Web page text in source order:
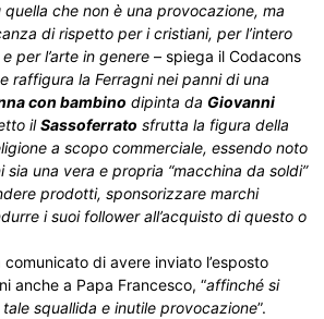
che non è una provocazione, ma
di rispetto per i cristiani, per l’intero
per l’arte in genere – spiega il Codacons
raffigura la Ferragni nei panni di una
con bambino dipinta da Giovanni
ilSassoferrato sfrutta la figura della
a scopo commerciale, essendo noto
sia una vera e propria “macchina da soldi”
prodotti, sponsorizzare marchi
i suoi follower all’acquisto di questo o
comunicato di avere inviato l’esposto
anche a Papa Francesco, “affinché si
squallida e inutile provocazione”.